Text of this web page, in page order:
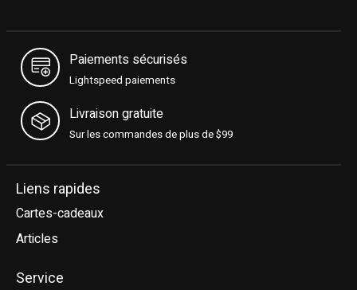
Paiements sécurisés
Lightspeed paiements
Livraison gratuite
Sur les commandes de plus de $99
Liens rapides
Cartes-cadeaux
Articles
Service